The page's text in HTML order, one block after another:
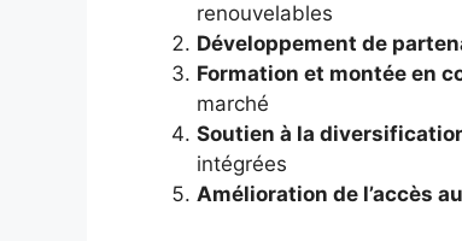
renouvelables
Développement de
Formation et montée en
marché
Soutien à la
intégrées
Amélioration de l’accès